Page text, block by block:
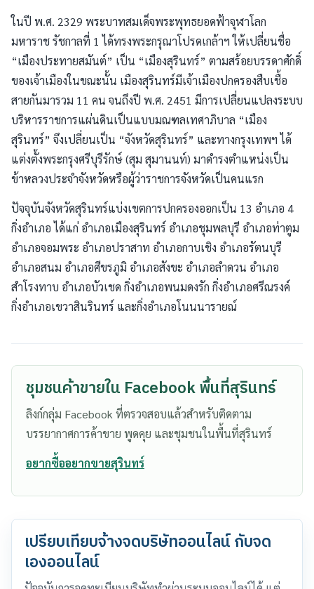
ในปี พ.ศ. 2329 พระบาทสมเด็จพระพุทธยอดฟ้าจุฬาโลก
มหาราช รัชกาลที่ 1 ได้ทรงพระกรุณาโปรดเกล้าฯ ให้เปลี่ยนชื่อ
“เมืองประทายสมันต์” เป็น “เมืองสุรินทร์” ตามสร้อยบรรดาศักดิ์
ของเจ้าเมืองในขณะนั้น เมืองสุรินทร์มีเจ้าเมืองปกครองสืบเชื้อ
สายกันมารวม 11 คน จนถึงปี พ.ศ. 2451 มีการเปลี่ยนแปลงระบบ
บริหารราชการแผ่นดินเป็นแบบมณฑลเทศาภิบาล “เมือง
สุรินทร์” จึงเปลี่ยนเป็น “จังหวัดสุรินทร์” และทางกรุงเทพฯ ได้
แต่งตั้งพระกรุงศรีบุรีรักษ์ (สุม สุมานนท์) มาดำรงตำแหน่งเป็น
ข้าหลวงประจำจังหวัดหรือผู้ว่าราชการจังหวัดเป็นคนแรก
ปัจจุบันจังหวัดสุรินทร์แบ่งเขตการปกครองออกเป็น 13 อำเภอ 4
กิ่งอำเภอ ได้แก่ อำเภอเมืองสุรินทร์ อำเภอชุมพลบุรี อำเภอท่าตูม
อำเภอจอมพระ อำเภอปราสาท อำเภอกาบเชิง อำเภอรัตนบุรี
อำเภอสนม อำเภอศีขรภูมิ อำเภอสังขะ อำเภอลำดวน อำเภอ
สำโรงทาบ อำเภอบัวเชด กิ่งอำเภอพนมดงรัก กิ่งอำเภอศรีณรงค์
กิ่งอำเภอเขวาสินรินทร์ และกิ่งอำเภอโนนนารายณ์
ชุมชนค้าขายใน Facebook พื้นที่สุรินทร์
ลิงก์กลุ่ม Facebook ที่ตรวจสอบแล้วสำหรับติดตาม
บรรยากาศการค้าขาย พูดคุย และชุมชนในพื้นที่สุรินทร์
อยากซื้ออยากขายสุรินทร์
เปรียบเทียบจ้างจดบริษัทออนไลน์ กับจด
เองออนไลน์